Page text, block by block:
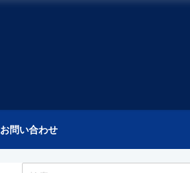
お問い合わせ